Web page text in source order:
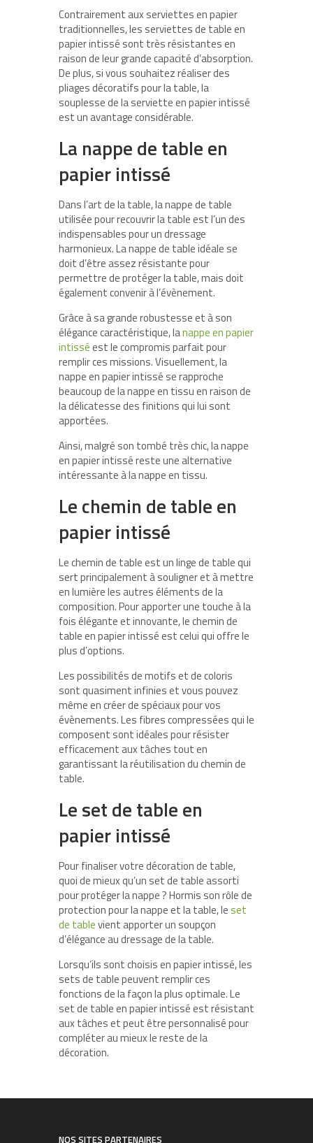
Contrairement aux serviettes en papier
traditionnelles, les serviettes de table en
papier intissé sont très résistantes en
raison de leur grande capacité d’absorption.
De plus, si vous souhaitez réaliser des
pliages décoratifs pour la table, la
souplesse de la serviette en papier intissé
est un avantage considérable.
La nappe de table en
papier intissé
Dans l’art de la table, la nappe de table
utilisée pour recouvrir la table est l’un des
indispensables pour un dressage
harmonieux. La nappe de table idéale se
doit d’être assez résistante pour
permettre de protéger la table, mais doit
également convenir à l’évènement.
Grâce à sa grande robustesse et à son
élégance caractéristique, lanappe en papier
intisséest le compromis parfait pour
remplir ces missions. Visuellement, la
nappe en papier intissé se rapproche
beaucoup de la nappe en tissu en raison de
la délicatesse des finitions qui lui sont
apportées.
Ainsi, malgré son tombé très chic, la nappe
en papier intissé reste une alternative
intéressante à la nappe en tissu.
Le chemin de table en
papier intissé
Le chemin de table est un linge de table qui
sert principalement à souligner et à mettre
en lumière les autres éléments de la
composition. Pour apporter une touche à la
fois élégante et innovante, le chemin de
table en papier intissé est celui qui offre le
plus d’options.
Les possibilités de motifs et de coloris
sont quasiment infinies et vous pouvez
même en créer de spéciaux pour vos
évènements. Les fibres compressées qui le
composent sont idéales pour résister
efficacement aux tâches tout en
garantissant la réutilisation du chemin de
table.
Le set de table en
papier intissé
Pour finaliser votre décoration de table,
quoi de mieux qu’un set de table assorti
pour protéger la nappe ? Hormis son rôle de
protection pour la nappe et la table, leset
de tablevient apporter un soupçon
d’élégance au dressage de la table.
Lorsqu’ils sont choisis en papier intissé, les
sets de table peuvent remplir ces
fonctions de la façon la plus optimale. Le
set de table en papier intissé est résistant
aux tâches et peut être personnalisé pour
compléter au mieux le reste de la
décoration.
NOS SITES PARTENAIRES